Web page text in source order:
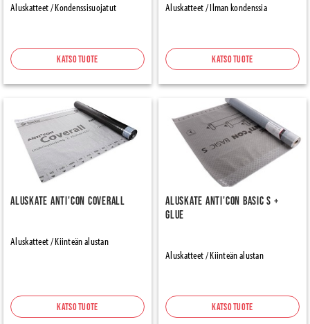
Aluskatteet / Kondenssisuojatut
Katso tuote
Aluskatteet / Ilman kondenssia
Katso tuote
Aluskate Anti'con Coverall
Aluskatteet / Kiinteän alustan
Katso tuote
Aluskate Anti'con Basic S +
Glue
Aluskatteet / Kiinteän alustan
Katso tuote